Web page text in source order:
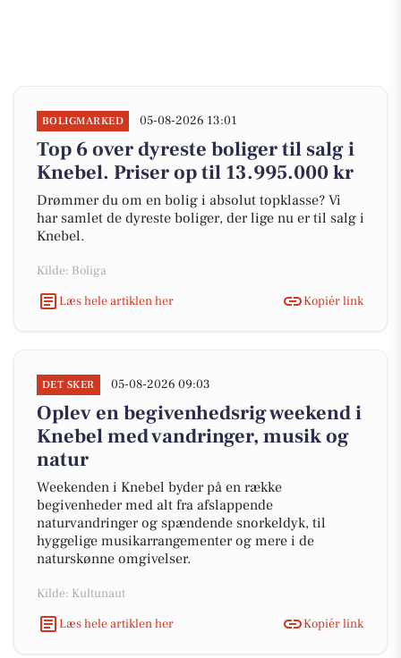
BOLIGMARKED 05-08-2026 13:01
Top 6 over dyreste boliger til salg i
Knebel. Priser op til 13.995.000 kr
Drømmer du om en bolig i absolut topklasse? Vi
har samlet de dyreste boliger, der lige nu er til salg i
Knebel.
Kilde: Boliga
Læs hele artiklen her
Kopiér link
DET SKER 05-08-2026 09:03
Oplev en begivenhedsrig weekend i
Knebel med vandringer, musik og
natur
Weekenden i Knebel byder på en række
begivenheder med alt fra afslappende
naturvandringer og spændende snorkeldyk, til
hyggelige musikarrangementer og mere i de
naturskønne omgivelser.
Kilde: Kultunaut
Læs hele artiklen her
Kopiér link